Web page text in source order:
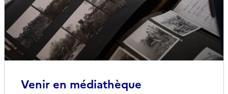
Venir en médiathèque